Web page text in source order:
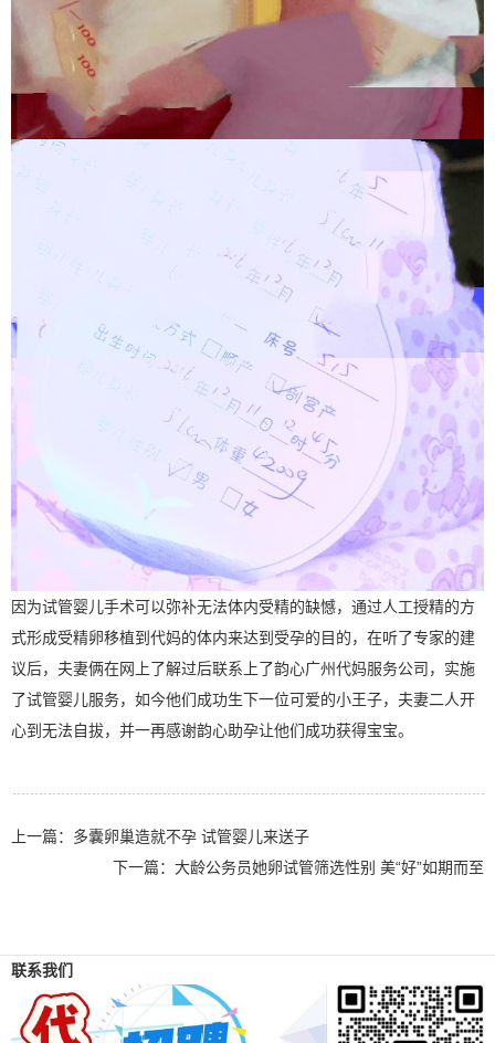
因为试管婴儿手术可以弥补无法体内受精的缺憾，通过人工授精的方
式形成受精卵移植到代妈的体内来达到受孕的目的，在听了专家的建
议后，夫妻俩在网上了解过后联系上了韵心广州代妈服务公司，实施
了试管婴儿服务，如今他们成功生下一位可爱的小王子，夫妻二人开
心到无法自拔，并一再感谢韵心助孕让他们成功获得宝宝。
上一篇： 多囊卵巢造就不孕 试管婴儿来送子
下一篇： 大龄公务员她卵试管筛选性别 美“好”如期而至
联系我们